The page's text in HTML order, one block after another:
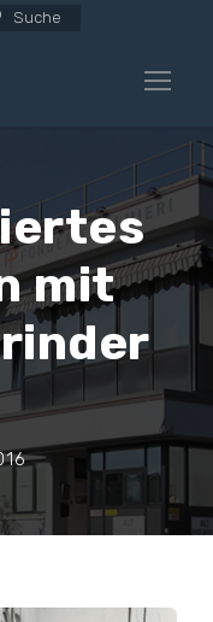
Suche
mit